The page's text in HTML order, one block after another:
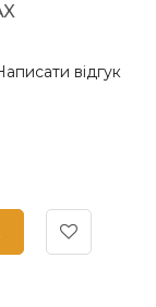
відгук